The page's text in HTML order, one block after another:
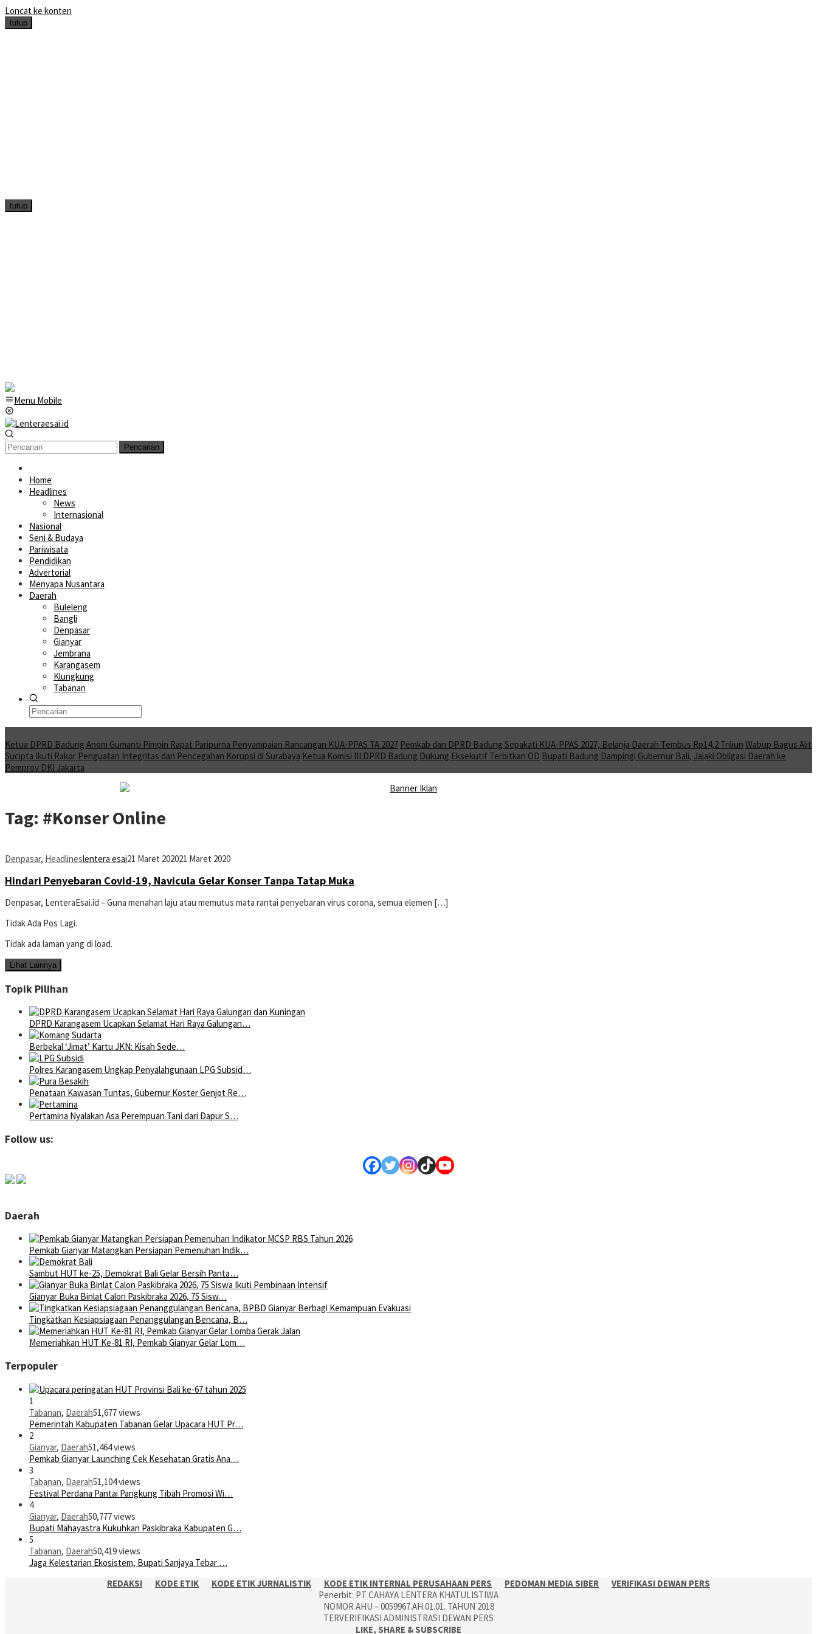
Loncat ke konten
tutup
tutup
Menu Mobile
Pencarian
Home
Headlines
News
Internasional
Nasional
Seni & Budaya
Pariwisata
Pendidikan
Advertorial
Menyapa Nusantara
Daerah
Buleleng
Bangli
Denpasar
Gianyar
Jembrana
Karangasem
Klungkung
Tabanan
Ketua DPRD Badung Anom Gumanti Pimpin Rapat Paripurna Penyampaian Rancangan KUA-PPAS TA 2027 Pemkab dan DPRD Badung Sepakati KUA-PPAS 2027, Belanja Daerah Tembus Rp14,2 Triliun Wabup Bagus Alit
Sucipta Ikuti Rakor Penguatan Integritas dan Pencegahan Korupsi di Surabaya Ketua Komisi III DPRD Badung Dukung Eksekutif Terbitkan OD Bupati Badung Dampingi Gubernur Bali, Jajaki Obligasi Daerah ke
Pemprov DKI Jakarta
Tag: #Konser Online
Denpasar, Headlineslentera esai21 Maret 202021 Maret 2020
Hindari Penyebaran Covid-19, Navicula Gelar Konser Tanpa Tatap Muka
Denpasar, LenteraEsai.id – Guna menahan laju atau memutus mata rantai penyebaran virus corona, semua elemen […]
Tidak Ada Pos Lagi.
Tidak ada laman yang di load.
Lihat Lainnya
Topik Pilihan
DPRD Karangasem Ucapkan Selamat Hari Raya Galungan…
Berbekal ‘Jimat’ Kartu JKN: Kisah Sede…
Polres Karangasem Ungkap Penyalahgunaan LPG Subsid…
Penataan Kawasan Tuntas, Gubernur Koster Genjot Re…
Pertamina Nyalakan Asa Perempuan Tani dari Dapur S…
Follow us:
Daerah
Pemkab Gianyar Matangkan Persiapan Pemenuhan Indik…
Sambut HUT ke-25, Demokrat Bali Gelar Bersih Panta…
Gianyar Buka Binlat Calon Paskibraka 2026, 75 Sisw…
Tingkatkan Kesiapsiagaan Penanggulangan Bencana, B…
Memeriahkan HUT Ke-81 RI, Pemkab Gianyar Gelar Lom…
Terpopuler
1
Tabanan, Daerah51,677 views
Pemerintah Kabupaten Tabanan Gelar Upacara HUT Pr…
2
Gianyar, Daerah51,464 views
Pemkab Gianyar Launching Cek Kesehatan Gratis Ana…
3
Tabanan, Daerah51,104 views
Festival Perdana Pantai Pangkung Tibah Promosi Wi…
4
Gianyar, Daerah50,777 views
Bupati Mahayastra Kukuhkan Paskibraka Kabupaten G…
5
Tabanan, Daerah50,419 views
Jaga Kelestarian Ekosistem, Bupati Sanjaya Tebar …
REDAKSI
KODE ETIK KODE ETIK JURNALISTIK KODE ETIK INTERNAL PERUSAHAAN PERS PEDOMAN MEDIA SIBER
VERIFIKASI DEWAN PERS
Penerbit: PT CAHAYA LENTERA KHATULISTIWA
NOMOR AHU – 0059967.AH.01.01. TAHUN 2018
TERVERIFIKASI ADMINISTRASI DEWAN PERS
LIKE, SHARE & SUBSCRIBE